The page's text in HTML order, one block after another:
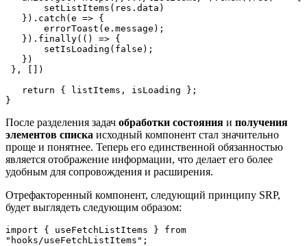
       setListItems(res.data)
   }).catch(e => {
       errorToast(e.message);
   }).finally(() => {
       setIsLoading(false);
   })
}, [])
   return { listItems, isLoading };
}
После разделения задач обработки состояния и получения
элементов списка исходный компонент стал значительно
проще и понятнее. Теперь его единственной обязанностью
является отображение информации, что делает его более
удобным для сопровождения и расширения.
Отрефакторенный компонент, следующий принципу SRP,
будет выглядеть следующим образом:
import { useFetchListItems } from
"hooks/useFetchListItems";